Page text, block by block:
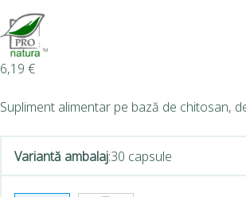
6,19 €
Supliment alimentar pe bază de chitosan,
Variantă ambalaj:30 capsule